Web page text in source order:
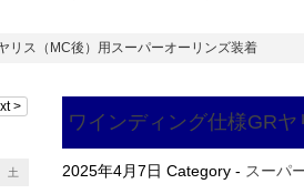
リス（MC後）用スーパーオーリンズ装着
ワインディング仕様GR
2025年4月7日 Category - スーパ
土